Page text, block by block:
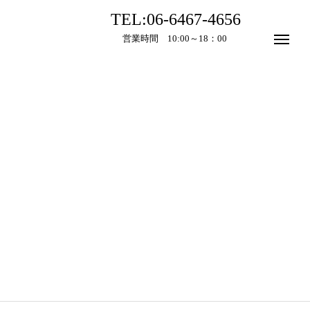
TEL:06-6467-4656
営業時間 10:00～18：00